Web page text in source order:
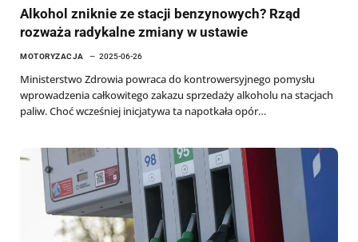
Alkohol zniknie ze stacji benzynowych? Rząd
rozważa radykalne zmiany w ustawie
MOTORYZACJA 2025-06-26
Ministerstwo Zdrowia powraca do kontrowersyjnego pomysłu
wprowadzenia całkowitego zakazu sprzedaży alkoholu na stacjach
paliw. Choć wcześniej inicjatywa ta napotkała opór…